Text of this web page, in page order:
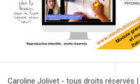
Caroline Jolivet - tous droits réservés |